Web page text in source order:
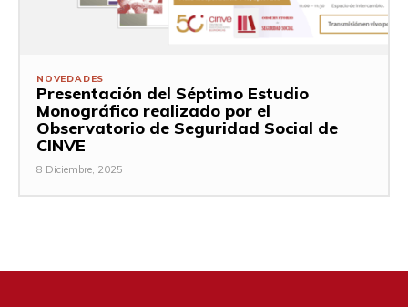
NOVEDADES
Presentación del Séptimo Estudio
Monográfico realizado por el
Observatorio de Seguridad Social de
CINVE
8 Diciembre, 2025